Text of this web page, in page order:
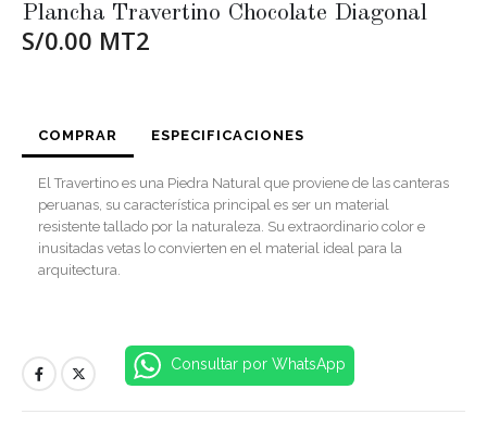
Plancha Travertino Chocolate Diagonal
S/0.00 MT2
COMPRAR ESPECIFICACIONES
El Travertino es una Piedra Natural que proviene de las canteras
peruanas, su característica principal es ser un material
resistente tallado por la naturaleza. Su extraordinario color e
inusitadas vetas lo convierten en el material ideal para la
arquitectura.
Consultar por WhatsApp